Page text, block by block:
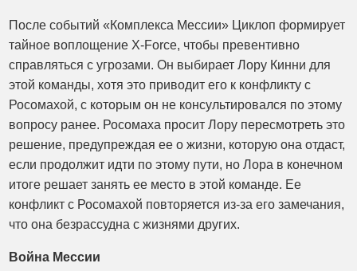
После событий «Комплекса Мессии» Циклоп формирует
тайное воплощение X-Force, чтобы превентивно
справляться с угрозами. Он выбирает Лору Кинни для
этой команды, хотя это приводит его к конфликту с
Росомахой, с которым он не консультировался по этому
вопросу ранее. Росомаха просит Лору пересмотреть это
решение, предупреждая ее о жизни, которую она отдаст,
если продолжит идти по этому пути, но Лора в конечном
итоге решает занять ее место в этой команде. Ее
конфликт с Росомахой повторяется из-за его замечания,
что она безрассудна с жизнями других.
Война Мессии